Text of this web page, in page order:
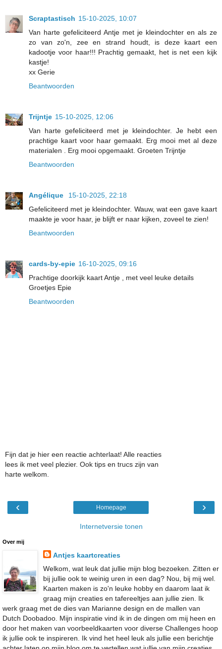
Scraptastisch 15-10-2025, 10:07
Van harte gefeliciteerd Antje met je kleindochter en als ze
zo van zo'n, zee en strand houdt, is deze kaart een
kadootje voor haar!!! Prachtig gemaakt, het is net een kijk
kastje!
xx Gerie
Beantwoorden
Trijntje 15-10-2025, 12:06
Van harte gefeliciteerd met je kleindochter. Je hebt een
prachtige kaart voor haar gemaakt. Erg mooi met al deze
materialen . Erg mooi opgemaakt. Groeten Trijntje
Beantwoorden
Angélique
15-10-2025, 22:18
Gefeliciteerd met je kleindochter. Wauw, wat een gave kaart
maakte je voor haar, je blijft er naar kijken, zoveel te zien!
Beantwoorden
cards-by-epie 16-10-2025, 09:16
Prachtige doorkijk kaart Antje , met veel leuke details
Groetjes Epie
Beantwoorden
Fijn dat je hier een reactie achterlaat! Alle reacties
lees ik met veel plezier. Ook tips en trucs zijn van
harte welkom.
‹ ›
Homepage
Internetversie tonen
Over mij
Antjes kaartcreaties
Welkom, wat leuk dat jullie mijn blog bezoeken. Zitten er
bij jullie ook te weinig uren in een dag? Nou, bij mij wel.
Kaarten maken is zo'n leuke hobby en daarom laat ik
graag mijn creaties en tafereeltjes aan jullie zien. Ik
werk graag met de dies van Marianne design en de mallen van
Dutch Doobadoo. Mijn inspiratie vind ik in de dingen om mij heen en
door het maken van voorbeeldkaarten voor diverse Challenges hoop
ik jullie ook te inspireren. Ik vind het heel leuk als jullie een berichtje